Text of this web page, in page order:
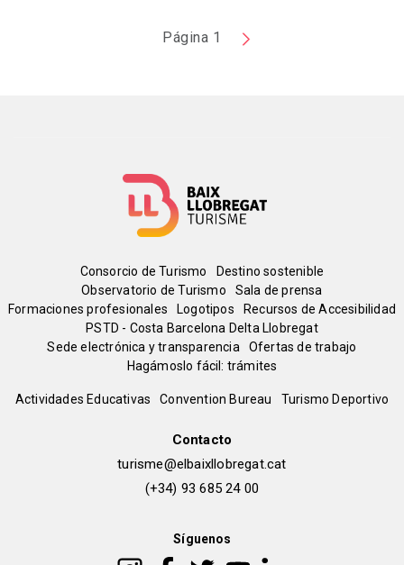
Página 1
Siguiente
Menú
del
pie
Consorcio de Turismo
Destino sostenible
Observatorio de Turismo
Sala de prensa
Formaciones profesionales
Logotipos
Recursos de Accesibilidad
PSTD - Costa Barcelona Delta Llobregat
Sede electrónica y transparencia
Ofertas de trabajo
Hagámoslo fácil: trámites
Peu
Actividades Educativas Convention Bureau Turismo Deportivo
Contacto
turisme@elbaixllobregat.cat
(+34) 93 685 24 00
Síguenos